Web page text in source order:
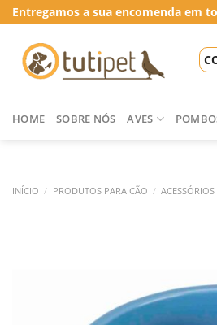
Skip
to
content
Entregamos a sua encomenda em
HOME SOBRE NÓS AVES
INÍCIO / PRODUTOS PARA CÃO /